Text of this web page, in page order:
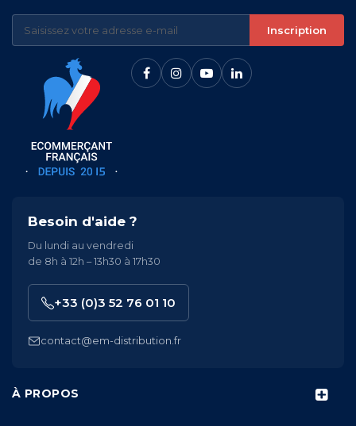
Inscription
À PROPOS
Besoin d'aide ?
Du lundi au vendredi
de 8h à 12h – 13h30 à 17h30
+33 (0)3 52 76 01 10
contact@em-distribution.fr